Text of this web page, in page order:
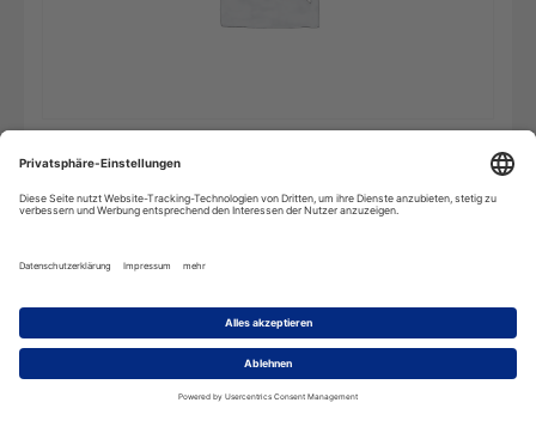
Le
Docte
Juristisches
-
Menge
Beschreibung